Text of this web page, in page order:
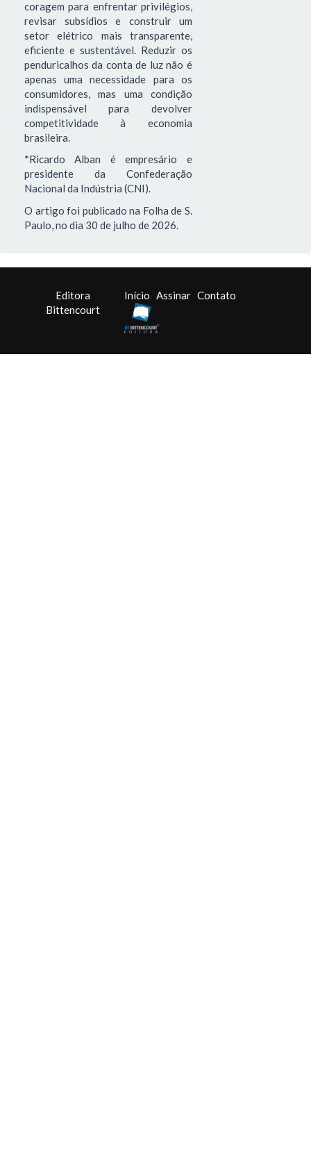
coragem para enfrentar privilégios,
revisar subsídios e construir um
setor elétrico mais transparente,
eficiente e sustentável. Reduzir os
penduricalhos da conta de luz não é
apenas uma necessidade para os
consumidores, mas uma condição
indispensável para devolver
competitividade à economia
brasileira.
*Ricardo Alban é empresário e
presidente da Confederação
Nacional da Indústria (CNI).
O artigo foi publicado na Folha de S.
Paulo, no dia 30 de julho de 2026.
Editora
Bittencourt
Início Assinar Contato